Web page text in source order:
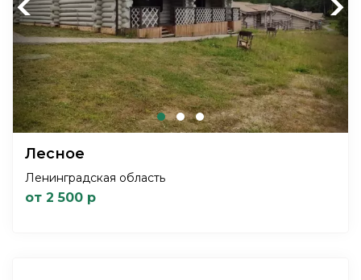
Previous Next
Лесное
Ленинградская область
от 2 500 р